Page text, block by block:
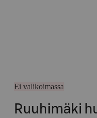
Ei valikoimassa
Ruuhimäki